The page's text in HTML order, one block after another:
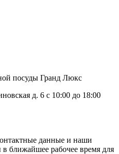
посуды Гранд Люкс
д. 6 с 10:00 до 18:00
данные и наши
ближайшее рабочее время для